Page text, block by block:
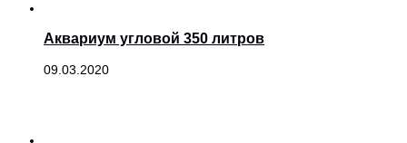
Аквариум угловой 350 литров
09.03.2020